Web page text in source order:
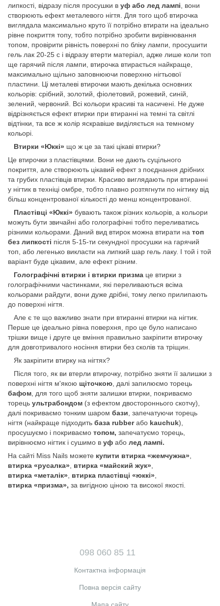
липкості, відразу після просушки в уф або лед лампі , вони
створюють ефект металевого нігтя. Для того щоб втирочка
виглядала максимально круто її потрібно втирати на ідеально
рівне покриття топу, тобто потрібно зробити вирівнювання
топом, провірити рівність поверхні по бліку лампи, просушити
гель лак 20-25 с і відразу втерти матеріал, адже лише коли топ
ще гарячий після лампи, втирочка втирається найкраще,
максимально щільно заповнюючи поверхню нігтьової
пластини. Ці металеві втирочки мають декілька основних
кольорів: срібний, золотий, фіолетовий, рожевий, синій,
зелений, червоний. Всі кольори красиві та насичені. Не дуже
відрізняється ефект втирки при втиранні на темні та світлі
відтінки, та все ж колір яскравіше виділяється на темному
кольорі.
Втирки «Юккі» що ж це за такі цікаві втирки?
Це втирочки з пластівцями. Вони не дають суцільного
покриття, але створюють цікавий ефект з поєднання дрібних
та грубих пластівців втирки. Красиво виглядають при втиранні
у нігтик в техніці омбре, тобто плавно розтягнути по нігтику від
більш концентрованої кількості до менш концентрованої.
Пластівці «Юккі» бувають також різних кольорів, а кольори
можуть бути звичайні або голографічні тобто переливатись
різними кольорами. Даний вид втирок можна втирати на топ
без липкості після 5-15-ти секундної просушки на гарячий
топ, або легенько викласти на липкий шар гель лаку. І той і той
варіант буде цікавим, але ефект різним.
Голографічні втирки і втирки призма це втирки з
голографічними частинками, які переливаються всіма
кольорами райдуги, вони дуже дрібні, тому легко прилипають
до поверхні нігтя.
Але є те що важливо знати при втиранні втирки на нігтик.
Перше це ідеально рівна поверхня, про це було написано
трішки вище і друге це вміння правильно закріпити втирочку
для довготривалого носіння втирки без сколів та тріщин.
Як закріпити втирку на нігтях?
Після того, як ви втерли втирочку, потрібно зняти її залишки з
поверхні нігтя м'якою щіточкою , далі запилюємо торець
бафом , для того щоб зняти залишки втирки, покриваємо
торець ультрабондом (з ефектом двостороннього скотчу),
далі покриваємо тонким шаром бази , запечатуючи торець
нігтя (найкраще підходить база rubberабо kauchuk),
просушуємо і покриваємо топом, запечатуємо торець,
вирівнюємо нігтик і сушимо в уф або лед лампі.
На сайті Miss Nails можете купити втирка «жемчужна»
втирка «русалка» втирка «майский жук»
втирка «металік» втирка пластівці «юккі»
втирка «призма», за вигідною ціною та високої якості.
098 060 85 11
Контактна інформація
Повна версія сайту
Мапа сайту